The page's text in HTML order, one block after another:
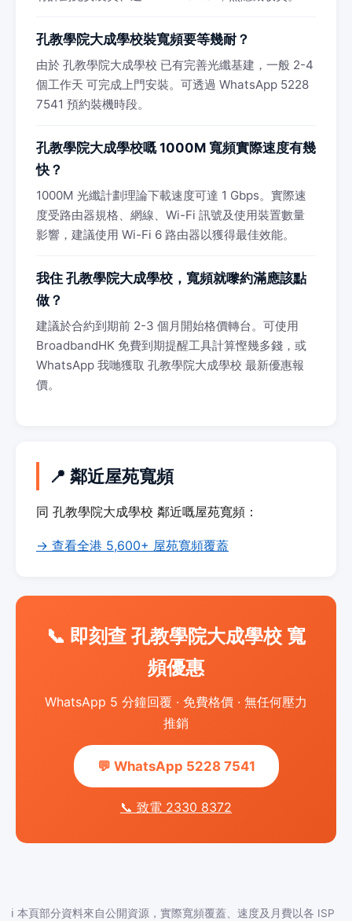
孔教學院大成學校裝寬頻要等幾耐？
由於 孔教學院大成學校 已有完善光纖基建，一般 2-4
個工作天 可完成上門安裝。可透過 WhatsApp 5228
7541 預約裝機時段。
孔教學院大成學校嘅 1000M 寬頻實際速度有幾
快？
1000M 光纖計劃理論下載速度可達 1 Gbps。實際速
度受路由器規格、網線、Wi-Fi 訊號及使用裝置數量
影響，建議使用 Wi-Fi 6 路由器以獲得最佳效能。
我住 孔教學院大成學校，寬頻就嚟約滿應該點
做？
建議於合約到期前 2-3 個月開始格價轉台。可使用
BroadbandHK 免費到期提醒工具計算慳幾多錢，或
WhatsApp 我哋獲取 孔教學院大成學校 最新優惠報
價。
📍 鄰近屋苑寬頻
同 孔教學院大成學校 鄰近嘅屋苑寬頻：
→ 查看全港 5,600+ 屋苑寬頻覆蓋
📞 即刻查 孔教學院大成學校 寬
頻優惠
WhatsApp 5 分鐘回覆 · 免費格價 · 無任何壓力
推銷
💬 WhatsApp 5228 7541
📞 致電 2330 8372
ℹ️ 本頁部分資料來自公開資源，實際寬頻覆蓋、速度及月費以各 ISP